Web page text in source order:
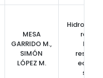
MESA
GARRIDO M.,
SIMÓN
LÓPEZ M.